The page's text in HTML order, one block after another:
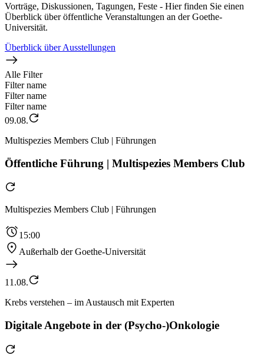
Vorträge, Diskussionen, Tagungen, Feste - Hier finden Sie einen
Überblick über öffentliche Veranstaltungen an der Goethe-
Universität.
Überblick über Ausstellungen
Alle Filter
Filter name
Filter name
Filter name
09.08.
Multispezies Members Club | Führungen
Öffentliche Führung | Multispezies Members Club
Multispezies Members Club | Führungen
15:00
Außerhalb der Goethe-Universität
11.08.
Krebs verstehen – im Austausch mit Experten
Digitale Angebote in der (Psycho-)Onkologie